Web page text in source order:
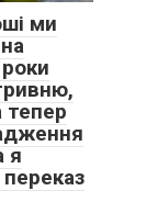
ми
тепер
я